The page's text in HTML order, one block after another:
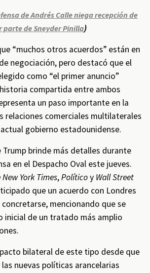
de Andrés Calle niega recepción de
parte de Sneyder Pinilla)
“muchos otros acuerdos” están en
negociación, pero destacó que el
como “el primer anuncio”
compartida entre ambos
un paso importante en la
relaciones comerciales multilaterales
gobierno estadounidense.
Trump brinde más detalles durante
en el Despacho Oval este jueves.
New York Times,Políticoy Wall Street
que un acuerdo con Londres
mencionando que se
inicial de un tratado más amplio
bilateral de este tipo desde que
nuevas políticas arancelarias